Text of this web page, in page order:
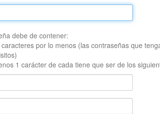
debe de contener:
caracteres por lo menos (las contraseñas que
1 carácter de cada tiene que ser de los